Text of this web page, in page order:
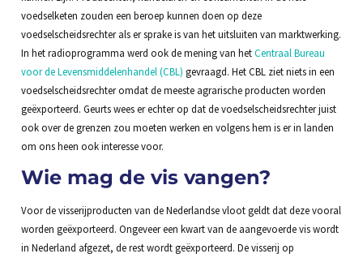
voedselketen zouden een beroep kunnen doen op deze
voedselscheidsrechter als er sprake is van het uitsluiten van marktwerking.
In het radioprogramma werd ook de mening van hetCentraal Bureau
voor de Levensmiddelenhandel (CBL) gevraagd. Het CBL ziet niets in een
voedselscheidsrechter omdat de meeste agrarische producten worden
geëxporteerd. Geurts wees er echter op dat de voedselscheidsrechter juist
ook over de grenzen zou moeten werken en volgens hem is er in landen
om ons heen ook interesse voor.
Wie mag de vis vangen?
Voor de visserijproducten van de Nederlandse vloot geldt dat deze vooral
worden geëxporteerd. Ongeveer een kwart van de aangevoerde vis wordt
in Nederland afgezet, de rest wordt geëxporteerd. De visserij op